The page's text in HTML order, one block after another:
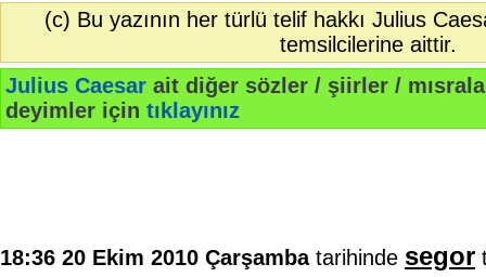
(c) Bu yazının her türlü telif hakkı Julius
temsilcilerine aittir.
Julius Caesar ait diğer sözler / şiirler /
deyimler için tıklayınız
18:36 20 Ekim 2010 Çarşambatarihinde segor